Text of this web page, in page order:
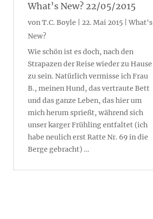
What’s New? 22/05/2015
vonT.C. Boyle 22. Mai 2015|What's
New?
Wie schön ist es doch, nach den
Strapazen der Reise wieder zu Hause
zu sein. Natürlich vermisse ich Frau
B., meinen Hund, das vertraute Bett
und das ganze Leben, das hier um
mich herum sprießt, während sich
unser karger Frühling entfaltet (ich
habe neulich erst Ratte Nr. 69 in die
Berge gebracht) …